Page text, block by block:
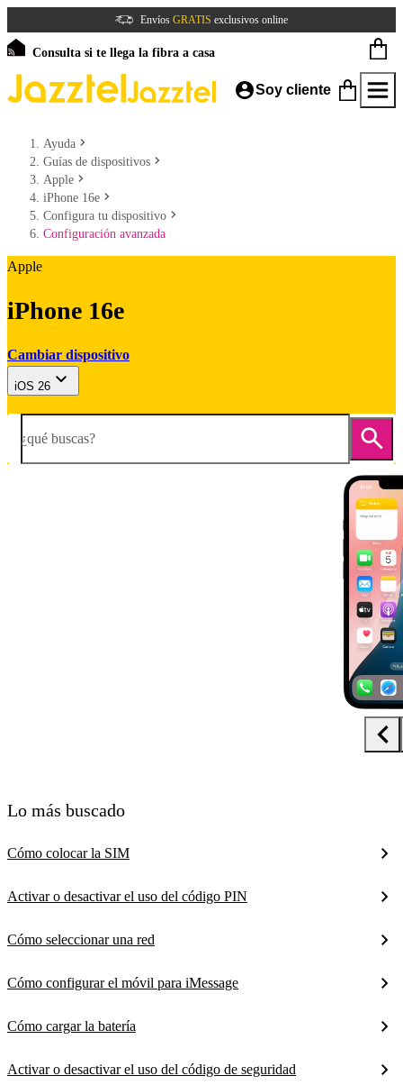
Envíos GRATIS exclusivos online
Consulta si te llega la fibra a casa
Soy cliente
Ayuda
Guías de dispositivos
Apple
iPhone 16e
Configura tu dispositivo
Configuración avanzada
Apple
iPhone 16e
Cambiar dispositivo
iOS 26
¿qué buscas?
Lo más buscado
Cómo colocar la SIM
Activar o desactivar el uso del código PIN
Cómo seleccionar una red
Cómo configurar el móvil para iMessage
Cómo cargar la batería
Activar o desactivar el uso del código de seguridad